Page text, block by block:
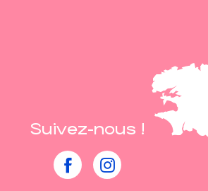
Suivez-nous !